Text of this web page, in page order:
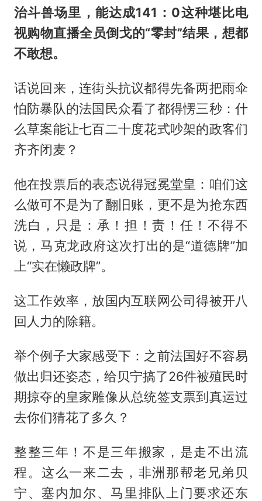
治斗兽场里，能达成141：0这种堪比电
视购物直播全员倒戈的“零封”结果，想都
不敢想。
话说回来，连街头抗议都得先备两把雨伞
怕防暴队的法国民众看了都得愣三秒：什
么草案能让七百二十度花式吵架的政客们
齐齐闭麦？
他在投票后的表态说得冠冕堂皇：咱们这
么做可不是为了翻旧账，更不是为抢东西
洗白，只是：承！担！责！任！不得不
说，马克龙政府这次打出的是“道德牌”加
上“实在懒政牌”。
这工作效率，放国内互联网公司得被开八
回人力的除籍。
举个例子大家感受下：之前法国好不容易
做出归还姿态，给贝宁搞了26件被殖民时
期掠夺的皇家雕像从总统签支票到真运过
去你们猜花了多久？
整整三年！不是三年搬家，是走不出流
程。这么一来二去，非洲那帮老兄弟贝
宁、塞内加尔、马里排队上门要求还东